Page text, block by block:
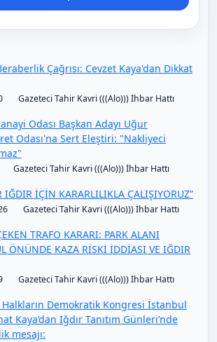
Çağrısı: Cevzet Kaya'dan Dikkat
Gazeteci Tahir Kavri (((Alo))) İhbar Hattı
Odası Başkan Adayı Uğur
Odası'na Sert Eleştiri: "Nakliyeci
Gazeteci Tahir Kavri (((Alo))) İhbar Hattı
IĞDIR İÇİN KARARLILIKLA ÇALIŞIYORUZ”
Gazeteci Tahir Kavri (((Alo))) İhbar Hattı
TRAFO KARARI: PARK ALANI
ÖNÜNDE KAZA RİSKİ İDDİASI VE IĞDIR
Gazeteci Tahir Kavri (((Alo))) İhbar Hattı
Halkların Demokratik Kongresi İstanbul
Kaya’dan Iğdır Tanıtım Günleri’nde
mesajı: